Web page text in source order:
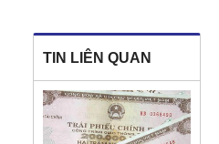
TIN LIÊN QUAN